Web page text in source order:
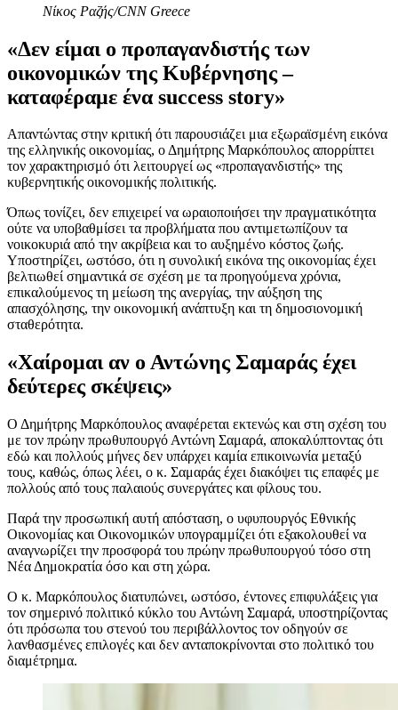
Νίκος Ραζής/CNN Greece
«Δεν είμαι ο προπαγανδιστής των
οικονομικών της Κυβέρνησης –
καταφέραμε ένα success story»
Απαντώντας στην κριτική ότι παρουσιάζει μια εξωραϊσμένη εικόνα
της ελληνικής οικονομίας, ο Δημήτρης Μαρκόπουλος απορρίπτει
τον χαρακτηρισμό ότι λειτουργεί ως «προπαγανδιστής» της
κυβερνητικής οικονομικής πολιτικής.
Όπως τονίζει, δεν επιχειρεί να ωραιοποιήσει την πραγματικότητα
ούτε να υποβαθμίσει τα προβλήματα που αντιμετωπίζουν τα
νοικοκυριά από την ακρίβεια και το αυξημένο κόστος ζωής.
Υποστηρίζει, ωστόσο, ότι η συνολική εικόνα της οικονομίας έχει
βελτιωθεί σημαντικά σε σχέση με τα προηγούμενα χρόνια,
επικαλούμενος τη μείωση της ανεργίας, την αύξηση της
απασχόλησης, την οικονομική ανάπτυξη και τη δημοσιονομική
σταθερότητα.
«Χαίρομαι αν ο Αντώνης Σαμαράς έχει
δεύτερες σκέψεις»
Ο Δημήτρης Μαρκόπουλος αναφέρεται εκτενώς και στη σχέση του
με τον πρώην πρωθυπουργό Αντώνη Σαμαρά, αποκαλύπτοντας ότι
εδώ και πολλούς μήνες δεν υπάρχει καμία επικοινωνία μεταξύ
τους, καθώς, όπως λέει, ο κ. Σαμαράς έχει διακόψει τις επαφές με
πολλούς από τους παλαιούς συνεργάτες και φίλους του.
Παρά την προσωπική αυτή απόσταση, ο υφυπουργός Εθνικής
Οικονομίας και Οικονομικών υπογραμμίζει ότι εξακολουθεί να
αναγνωρίζει την προσφορά του πρώην πρωθυπουργού τόσο στη
Νέα Δημοκρατία όσο και στη χώρα.
Ο κ. Μαρκόπουλος διατυπώνει, ωστόσο, έντονες επιφυλάξεις για
τον σημερινό πολιτικό κύκλο του Αντώνη Σαμαρά, υποστηρίζοντας
ότι πρόσωπα του στενού του περιβάλλοντος τον οδηγούν σε
λανθασμένες επιλογές και δεν ανταποκρίνονται στο πολιτικό του
διαμέτρημα.